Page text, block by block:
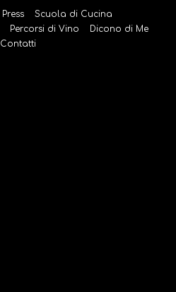
Press
Scuola di Cucina
Percorsi di Vino
Dicono di Me
Contatti